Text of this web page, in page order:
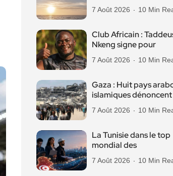
7 Août 2026 10 Min
Club Africain :
Nkeng signe pour
7 Août 2026 10 Min
Gaza : Huit pays
islamiques dénoncent
7 Août 2026 10 Min
La Tunisie dans le top
mondial des
7 Août 2026 10 Min